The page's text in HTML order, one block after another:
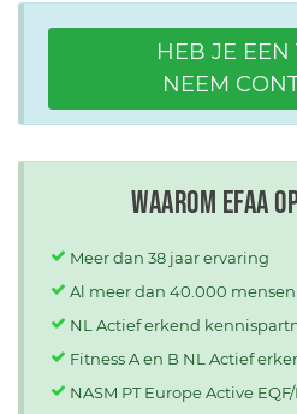
HEB JE EEN
NEEM
Waarom EFAA
Meer dan 38 jaar ervaring
Al meer dan 40.000
NL Actief erkend
Fitness A en B NL Actief
NASM PT Europe Active